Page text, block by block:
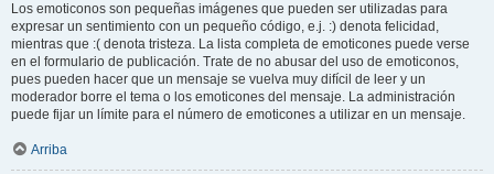
Los emoticonos son pequeñas imágenes que pueden ser utilizadas para
expresar un sentimiento con un pequeño código, e.j. :) denota felicidad,
mientras que :( denota tristeza. La lista completa de emoticones puede verse
en el formulario de publicación. Trate de no abusar del uso de emoticonos,
pues pueden hacer que un mensaje se vuelva muy difícil de leer y un
moderador borre el tema o los emoticones del mensaje. La administración
puede fijar un límite para el número de emoticones a utilizar en un mensaje.
Arriba